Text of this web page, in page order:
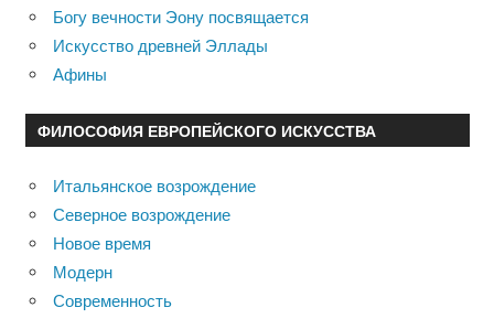
Богу вечности Эону посвящается
Искусство древней Эллады
Афины
ФИЛОСОФИЯ ЕВРОПЕЙСКОГО ИСКУССТВА
Итальянское возрождение
Северное возрождение
Новое время
Модерн
Современность